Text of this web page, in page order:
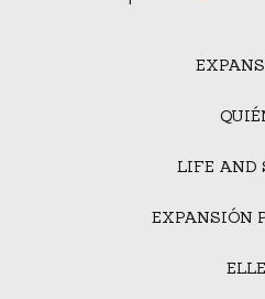
LIFE AND
EXPANSIÓN
ELLE